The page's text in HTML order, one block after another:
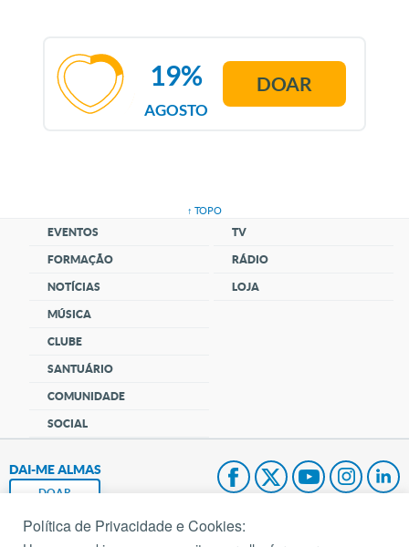
AGOSTO
19% DOAR
↑ TOPO
EVENTOS
FORMAÇÃO
NOTÍCIAS
MÚSICA
CLUBE
SANTUÁRIO
COMUNIDADE
SOCIAL
TV
RÁDIO
LOJA
DAI-ME ALMAS
DOAR
Fundação João Paulo II
Política de Privacidade e Cookies: